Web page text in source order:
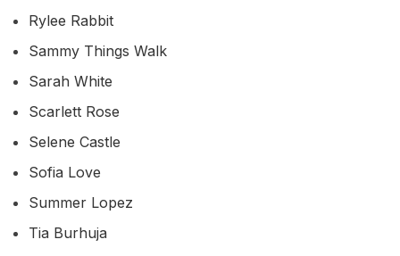
Rylee Rabbit
Sammy Things Walk
Sarah White
Scarlett Rose
Selene Castle
Sofia Love
Summer Lopez
Tia Burhuja